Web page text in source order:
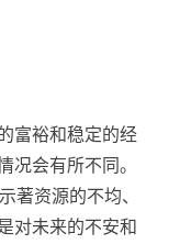
富裕和稳定的经
况会有所不同。
著资源的不均、
对未来的不安和